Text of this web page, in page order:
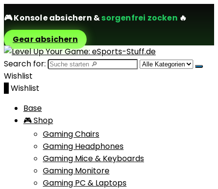
🎮Konsole absichern &sorgenfrei zocken 🔥
Gear absichern
Search for:
Wishlist
Wishlist
Base
🎮 Shop
Gaming Chairs
Gaming Headphones
Gaming Mice & Keyboards
Gaming Monitore
Gaming PC & Laptops